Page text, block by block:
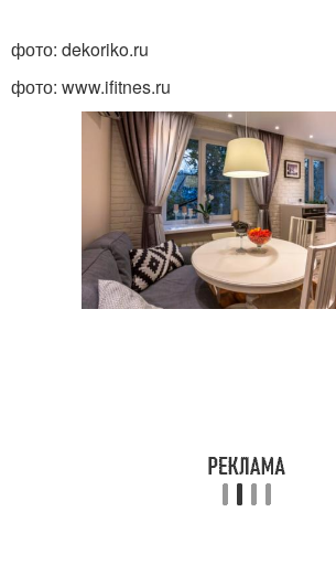
фото: dekoriko.ru
фото: www.ifitnes.ru